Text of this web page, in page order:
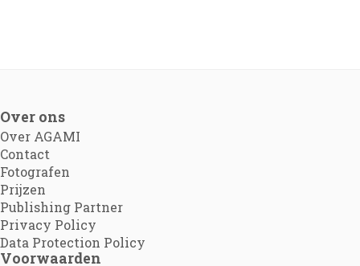
Over ons
Over AGAMI
Contact
Fotografen
Prijzen
Publishing Partner
Privacy Policy
Data Protection Policy
Voorwaarden